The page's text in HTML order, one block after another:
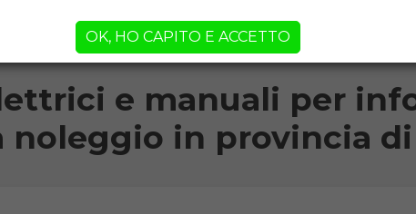
e manuali per
noleggio in provincia
OK, HO CAPITO E ACCETTO